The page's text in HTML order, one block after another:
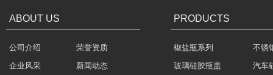
ABOUT US
公司介绍
荣誉资质
企业风采
新闻动态
PRODUCTS
椒盐瓶系列
不锈
玻璃硅胶瓶盖
汽车